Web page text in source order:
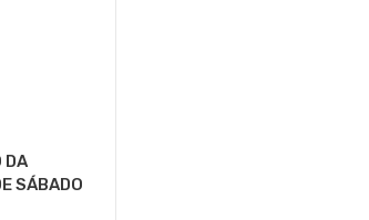
DA
SÁBADO